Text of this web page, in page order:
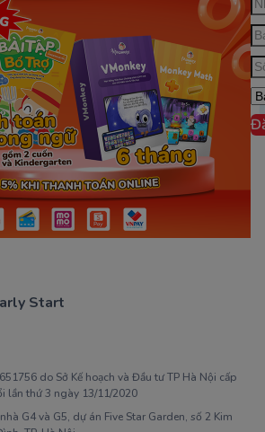
Start
do Sở Kế hoạch và Đầu tư TP Hà Nội cấp
lần thứ 3 ngày 13/11/2020
G4 và G5, dự án Five Star Garden, số 2 Kim